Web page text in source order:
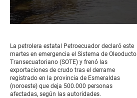
of
1
minute,
12
seconds
La petrolera estatal Petroecuador declaró este
martes en emergencia el Sistema de Oleoducto
Transecuatoriano (SOTE) y frenó las
exportaciones de crudo tras el derrame
registrado en la provincia de Esmeraldas
(noroeste) que deja 500.000 personas
afectadas, según las autoridades.